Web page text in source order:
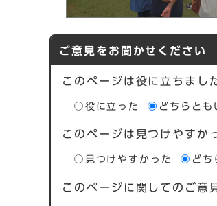
ご意見をお聞かせください
このページは役に立ちまし
役に立った どちらとも
このページは見つけやすか
見つけやすかった どち
このページに関してのご意